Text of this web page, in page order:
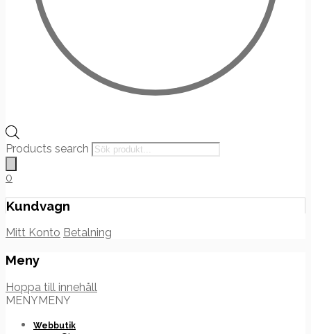
Products search
0
Kundvagn
Mitt Konto Betalning
Meny
Hoppa till innehåll
MENYMENY
Webbutik